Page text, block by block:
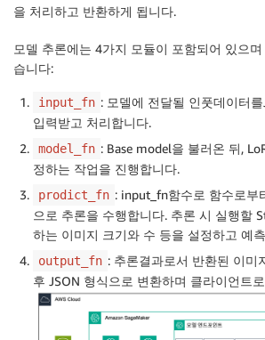
을 처리하고 반환하게 됩니다.
모델 추론에는 4가지 모듈이 포함되어 있으
습니다:
input_fn : 모델에 전달될 인풋데이터
입력받고 처리합니다.
model_fn : Base model을 불러온 뒤,
정하는 작업을 진행합니다.
prodict_fn : input_fn함수로 함수로부
으로 추론을 수행합니다. 추론 시 실행할
하는 이미지 크기와 수 등을 설정하고 예
output_fn : 추론결과로서 반환된 이미
후 JSON 형식으로 변환하며 클라이언트